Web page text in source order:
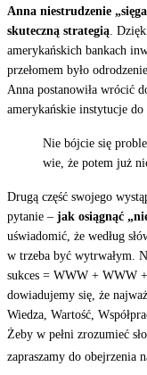
Anna niestrudzenie
skuteczną strategią.
amerykańskich bankach
przełomem było
Anna postanowiła wrócić
amerykańskie instytucje
Nie bójcie się
wie, że potem już
Drugą część swojego
pytanie – jak osiągnąć
uświadomić, że według
w trzeba być wytrwałym.
sukces = WWW + WWW
dowiadujemy się, że
Wiedza, Wartość,
Żeby w pełni zrozumieć
zapraszamy do obejrzenia